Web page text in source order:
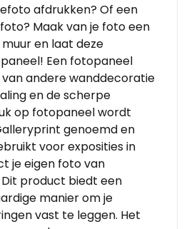
afdrukken? Of een
Maak van je foto een
en laat deze
Een fotopaneel
andere wanddecoratie
en de scherpe
op fotopaneel wordt
genoemd en
voor exposities in
je eigen foto van
product biedt een
manier om je
vast te leggen. Het